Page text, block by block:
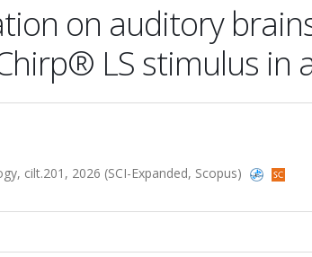
on auditory
LS stimulus in
cilt.201, 2026 (SCI-Expanded, Scopus)